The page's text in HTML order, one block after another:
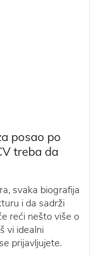
posao po
treba da
svaka biografija
i da sadrži
reći nešto više o
vi idealni
prijavljujete.